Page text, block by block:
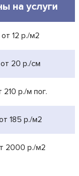
на услуги
от 12 р./м2
от 20 р./см
210 р./м пог.
185 р./м2
2000 р./м2